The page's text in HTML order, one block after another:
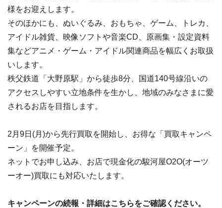
様をお迎えします。
そのほかにも、ぬいぐるみ、おもちゃ、ゲーム、トレカ、
アイドル雑貨、映像ソフトや音楽CD、原画集・設定資料
集などアニメ・ゲーム・アイドル関連商品を幅広くお取扱
いします。
秩父鉄道「大野原駅」から徒歩8分、国道140号線沿いの
アクセスしやすい立地条件を生かし、地域のみなさまに愛
されるお店を目指します。
2月9日(月)から先行買取を開始し、お得な「買取キャンペ
ーン」を開催予定。
ネットでお申し込み、お店で現金化の駿河屋O2O(オーツ
ーオー)買取にも対応いたします。
キャンペーンの続報・詳細はこちらをご確認ください。